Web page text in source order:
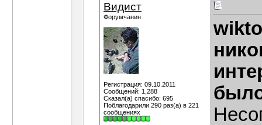
Видист
Форумчанин
Регистрация: 09.10.2011
Сообщений: 1,288
Сказал(а) спасибо: 695
Поблагодарили 290 раз(а) в 221
сообщениях